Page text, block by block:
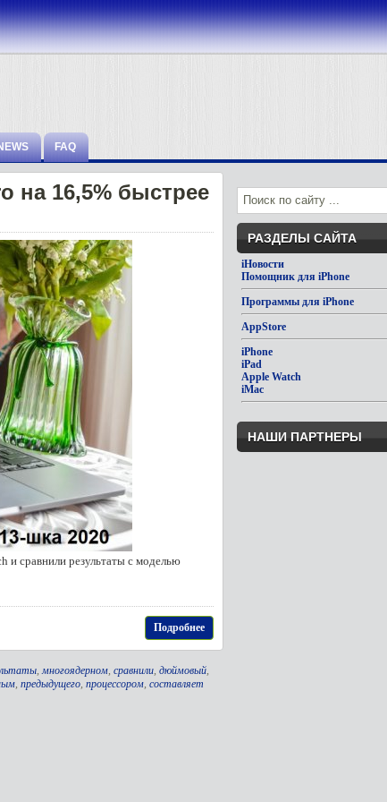
FAQ
на 16,5% быстрее
сравнили результаты с моделью
Подробнее
,многоядерном, сравнили, дюймовый,
, предыдущего, процессором, составляет
РАЗДЕЛЫ САЙТА
iНовости
Помощник для iPhone
Программы для iPhone
AppStore
iPhone
iPad
Apple Watch
iMac
НАШИ ПАРТНЕРЫ